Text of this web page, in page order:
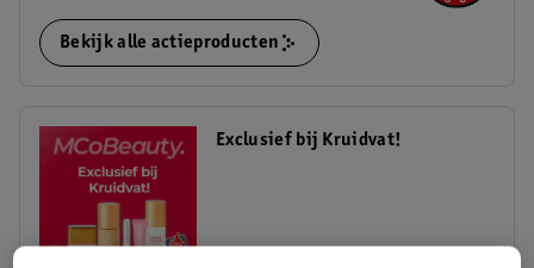
Bekijk alle actieproducten
Exclusief bij Kruidvat!